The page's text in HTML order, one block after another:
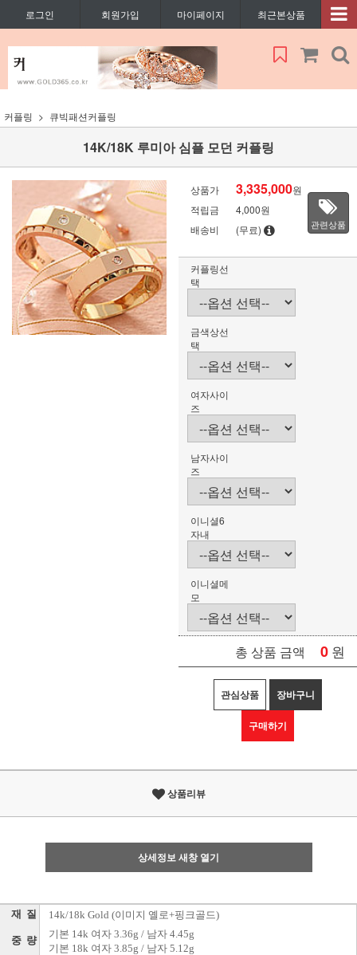
로그인 회원가입 마이페이지 최근본상품
커플링 큐빅패션커플링
14K/18K 루미아 심플 모던 커플링
상품가 3,335,000원
적립금
4,000원
배송비
(무료) 관련상품
커플링선
택
금색상선
택
여자사이
즈
남자사이
즈
이니셜6
자내
이니셜메
모
총 상품 금액 0 원
관심상품 장바구니
구매하기
상품리뷰
상세정보 새창 열기
재 질 14k/18k Gold (이미지 옐로+핑크골드)
중 량
기본 14k 여자 3.36g / 남자 4.45g
기본 18k 여자 3.85g / 남자 5.12g